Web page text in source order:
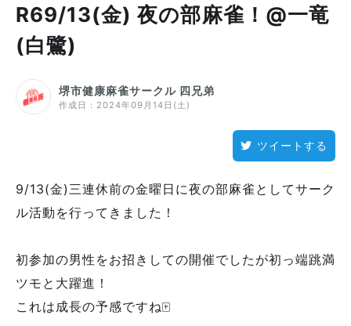
R69/13(金) 夜の部麻雀！@一竜
(白鷺)
堺市健康麻雀サークル 四兄弟
作成日： 2024年09月14日(土)
ツイートする
9/13(金)三連休前の金曜日に夜の部麻雀としてサーク
ル活動を行ってきました！
初参加の男性をお招きしての開催でしたが初っ端跳満
ツモと大躍進！
これは成長の予感ですね🀄️